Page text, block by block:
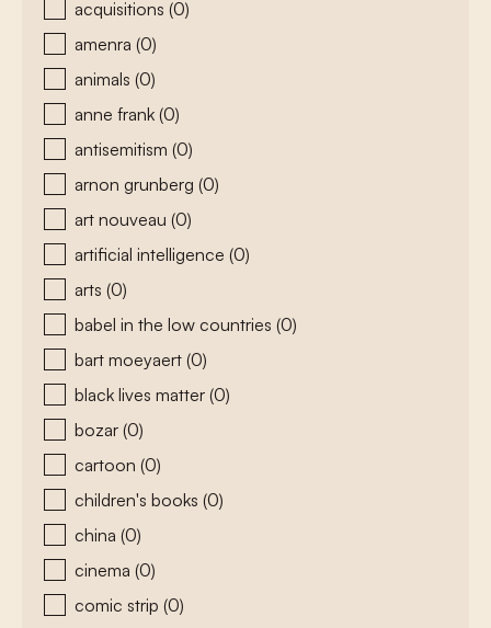
acquisitions (0)
amenra (0)
animals (0)
anne frank (0)
antisemitism (0)
arnon grunberg (0)
art nouveau (0)
artificial intelligence (0)
arts (0)
babel in the low countries (0)
bart moeyaert (0)
black lives matter (0)
bozar (0)
cartoon (0)
children's books (0)
china (0)
cinema (0)
comic strip (0)